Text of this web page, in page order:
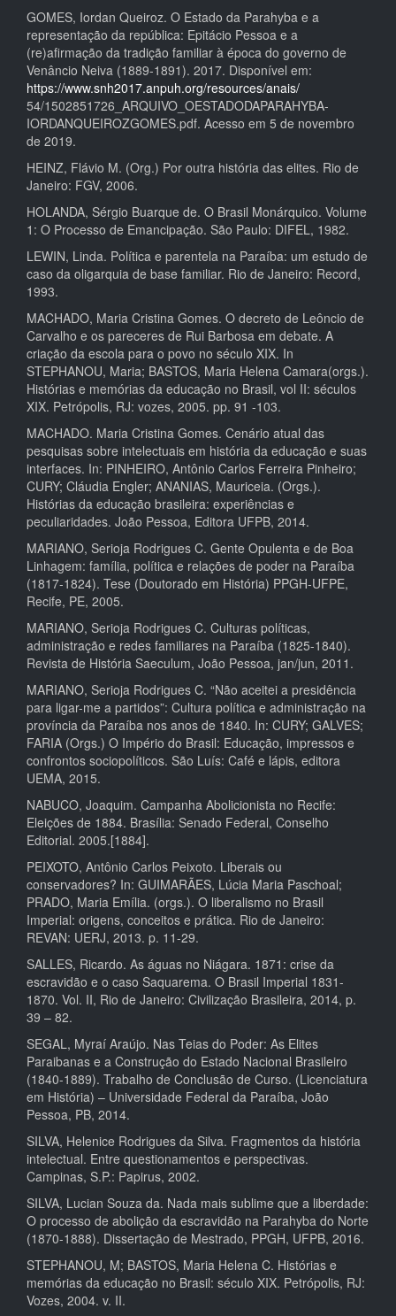
GOMES, Iordan Queiroz. O Estado da Parahyba e a
representação da república: Epitácio Pessoa e a
(re)afirmação da tradição familiar à época do governo de
Venâncio Neiva (1889-1891). 2017. Disponível em:
https://www.snh2017.anpuh.org/resources/anais/
54/1502851726_ARQUIVO_OESTADODAPARAHYBA-
IORDANQUEIROZGOMES.pdf. Acesso em 5 de novembro
de 2019.
HEINZ, Flávio M. (Org.) Por outra história das elites. Rio de
Janeiro: FGV, 2006.
HOLANDA, Sérgio Buarque de. O Brasil Monárquico. Volume
1: O Processo de Emancipação. São Paulo: DIFEL, 1982.
LEWIN, Linda. Política e parentela na Paraíba: um estudo de
caso da oligarquia de base familiar. Rio de Janeiro: Record,
1993.
MACHADO, Maria Cristina Gomes. O decreto de Leôncio de
Carvalho e os pareceres de Rui Barbosa em debate. A
criação da escola para o povo no século XIX. In
STEPHANOU, Maria; BASTOS, Maria Helena Camara(orgs.).
Histórias e memórias da educação no Brasil, vol II: séculos
XIX. Petrópolis, RJ: vozes, 2005. pp. 91 -103.
MACHADO. Maria Cristina Gomes. Cenário atual das
pesquisas sobre intelectuais em história da educação e suas
interfaces. In: PINHEIRO, Antônio Carlos Ferreira Pinheiro;
CURY; Cláudia Engler; ANANIAS, Mauriceia. (Orgs.).
Histórias da educação brasileira: experiências e
peculiaridades. João Pessoa, Editora UFPB, 2014.
MARIANO, Serioja Rodrigues C. Gente Opulenta e de Boa
Linhagem: família, política e relações de poder na Paraíba
(1817-1824). Tese (Doutorado em História) PPGH-UFPE,
Recife, PE, 2005.
MARIANO, Serioja Rodrigues C. Culturas políticas,
administração e redes familiares na Paraíba (1825-1840).
Revista de História Saeculum, João Pessoa, jan/jun, 2011.
MARIANO, Serioja Rodrigues C. “Não aceitei a presidência
para ligar-me a partidos”: Cultura política e administração na
província da Paraíba nos anos de 1840. In: CURY; GALVES;
FARIA (Orgs.) O Império do Brasil: Educação, impressos e
confrontos sociopolíticos. São Luís: Café e lápis, editora
UEMA, 2015.
NABUCO, Joaquim. Campanha Abolicionista no Recife:
Eleições de 1884. Brasília: Senado Federal, Conselho
Editorial. 2005.[1884].
PEIXOTO, Antônio Carlos Peixoto. Liberais ou
conservadores? In: GUIMARÃES, Lúcia Maria Paschoal;
PRADO, Maria Emília. (orgs.). O liberalismo no Brasil
Imperial: origens, conceitos e prática. Rio de Janeiro:
REVAN: UERJ, 2013. p. 11-29.
SALLES, Ricardo. As águas no Niágara. 1871: crise da
escravidão e o caso Saquarema. O Brasil Imperial 1831-
1870. Vol. II, Rio de Janeiro: Civilização Brasileira, 2014, p.
39 – 82.
SEGAL, Myraí Araújo. Nas Teias do Poder: As Elites
Paraibanas e a Construção do Estado Nacional Brasileiro
(1840-1889). Trabalho de Conclusão de Curso. (Licenciatura
em História) – Universidade Federal da Paraíba, João
Pessoa, PB, 2014.
SILVA, Helenice Rodrigues da Silva. Fragmentos da história
intelectual. Entre questionamentos e perspectivas.
Campinas, S.P.: Papirus, 2002.
SILVA, Lucian Souza da. Nada mais sublime que a liberdade:
O processo de abolição da escravidão na Parahyba do Norte
(1870-1888). Dissertação de Mestrado, PPGH, UFPB, 2016.
STEPHANOU, M; BASTOS, Maria Helena C. Histórias e
memórias da educação no Brasil: século XIX. Petrópolis, RJ:
Vozes, 2004. v. II.